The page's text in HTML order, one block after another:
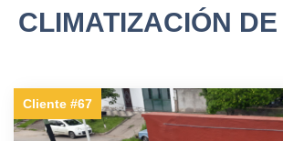
CLIMATIZACIÓN
Cliente #67